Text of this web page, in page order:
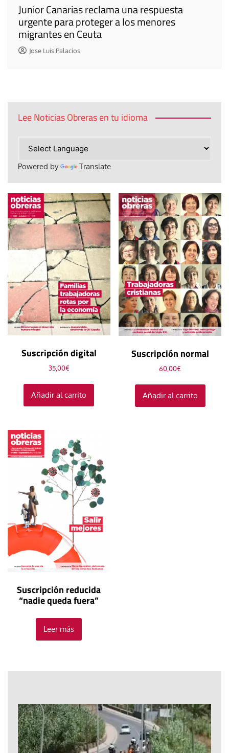
Junior Canarias reclama una respuesta
urgente para proteger a los menores
migrantes en Ceuta
Jose Luis Palacios
Lee Noticias Obreras en tu idioma
Powered by Translate
Suscripción digital
35,00€
Añadir al carrito
Suscripción normal
60,00€
Añadir al carrito
Suscripción reducida
“nadie queda fuera”
Leer más